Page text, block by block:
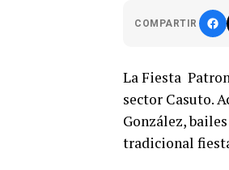
COMPARTIR
La Fiesta
sector Casuto.
González,
tradicional